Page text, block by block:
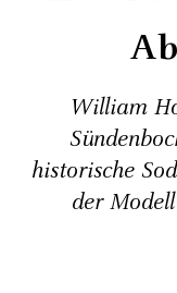
William
historische
der